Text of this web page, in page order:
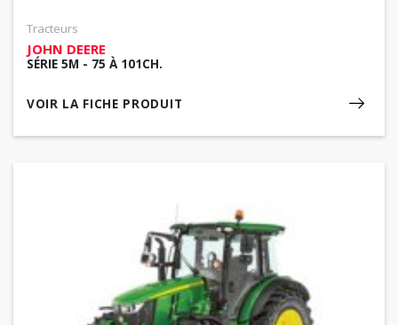
Tracteurs
JOHN DEERE
SÉRIE 5M - 75 À 101CH.
VOIR LA FICHE PRODUIT